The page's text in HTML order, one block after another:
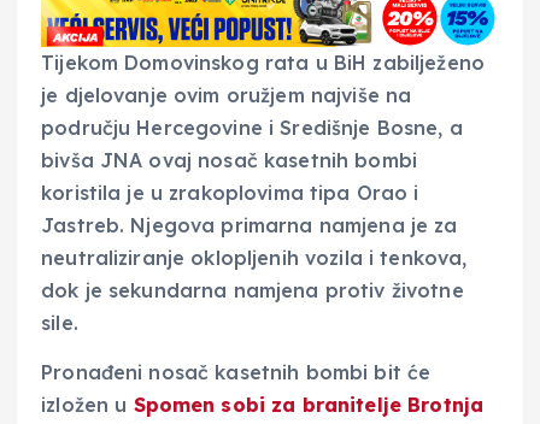
Tijekom Domovinskog rata u BiH zabilježeno
je djelovanje ovim oružjem najviše na
području Hercegovine i Središnje Bosne, a
bivša JNA ovaj nosač kasetnih bombi
koristila je u zrakoplovima tipa Orao i
Jastreb. Njegova primarna namjena je za
neutraliziranje oklopljenih vozila i tenkova,
dok je sekundarna namjena protiv životne
sile.
Pronađeni nosač kasetnih bombi bit će
izložen u Spomen sobi za branitelje Brotnja